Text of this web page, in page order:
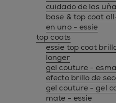
cuidado de las
base & top coat
en uno - essie
top coats
essie top coat
longer
gel couture -
efecto brillo de
gel couture - gel
mate - essie